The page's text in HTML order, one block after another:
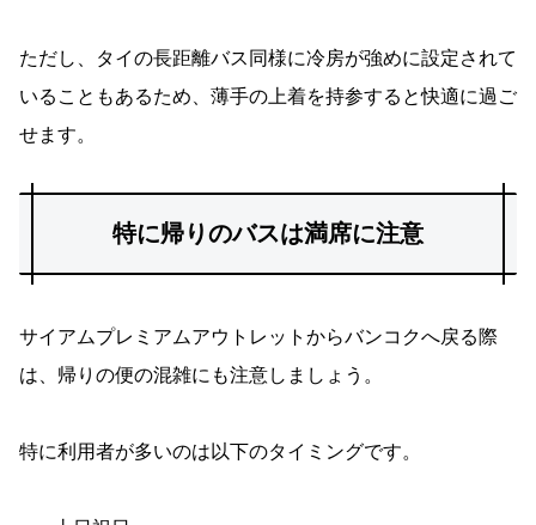
ただし、タイの長距離バス同様に冷房が強めに設定されて
いることもあるため、薄手の上着を持参すると快適に過ご
せます。
特に帰りのバスは満席に注意
サイアムプレミアムアウトレットからバンコクへ戻る際
は、帰りの便の混雑にも注意しましょう。
特に利用者が多いのは以下のタイミングです。